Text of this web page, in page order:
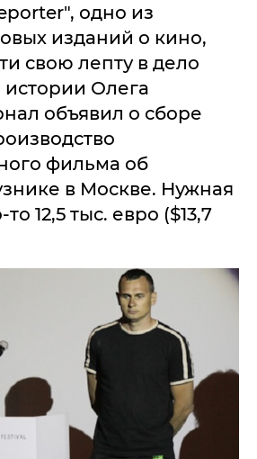
одно из
изданий о кино,
свою лепту в дело
Олега
объявил о сборе
фильма об
в Москве. Нужная
12,5 тыс. евро ($13,7